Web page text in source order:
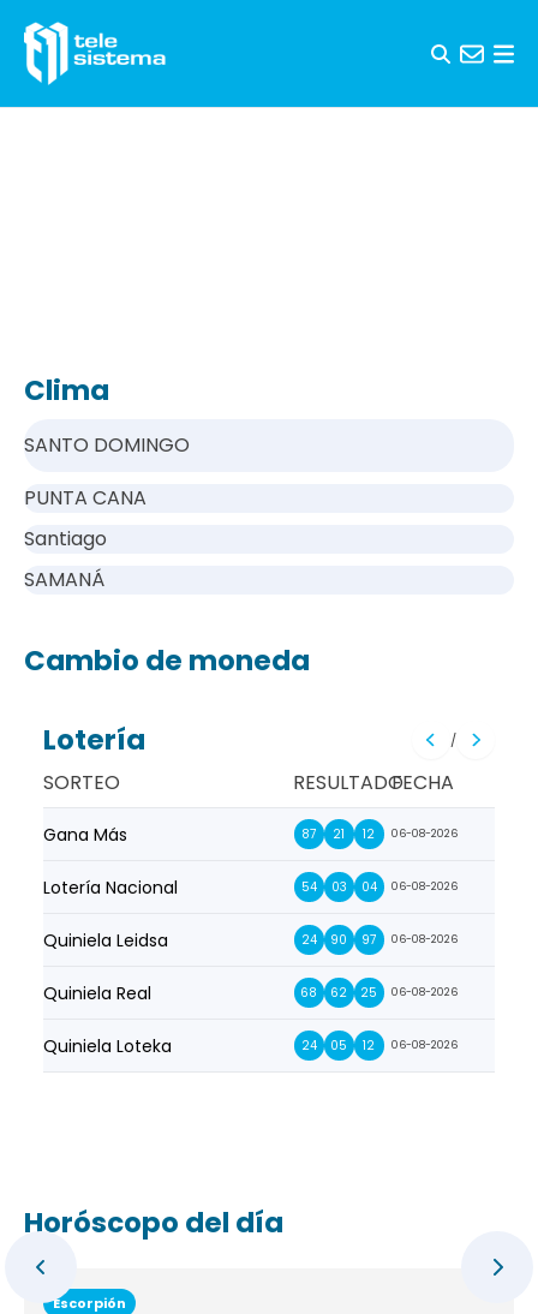
Clima
SANTO DOMINGO
PUNTA CANA
Santiago
SAMANÁ
Cambio de moneda
Lotería /
SORTEO RESULTADOFECHA
Gana Más 87 21 12 06-08-2026
Lotería Nacional 54 03 04 06-08-2026
Quiniela Leidsa 24 90 97 06-08-2026
Quiniela Real 68 62 25 06-08-2026
Quiniela Loteka 24 05 12 06-08-2026
Horóscopo del día
Escorpión